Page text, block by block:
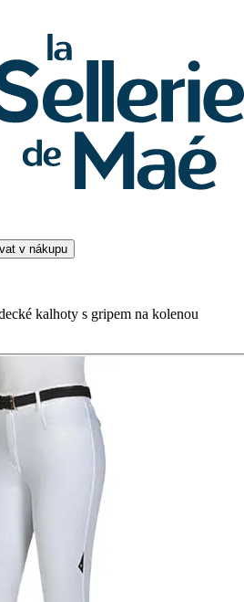
v nákupu
kalhoty s gripem na kolenou